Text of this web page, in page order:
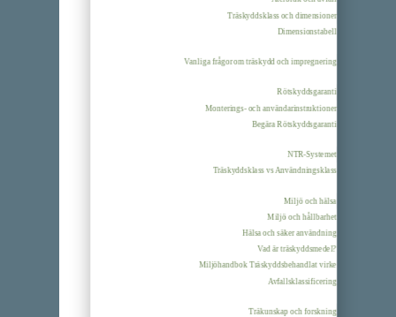
Träskyddsklass och dimensioner
Dimensionstabell
Vanliga frågor om träskydd och impregnering
Rötskyddsgaranti
Monterings- och användarinstruktioner
Begära Rötskyddsgaranti
NTR-Systemet
Träskyddsklass vs Användningsklass
Miljö och hälsa
Miljö och hållbarhet
Hälsa och säker användning
Vad är träskyddsmedel?
Miljöhandbok Träskyddsbehandlat virke
Avfallsklassificering
Träkunskap och forskning